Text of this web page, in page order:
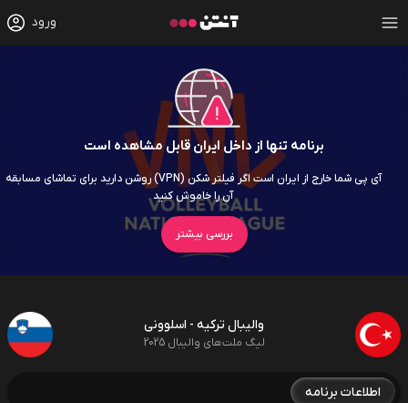
ورود
برنامه تنها از داخل ایران قابل مشاهده است
آی پی شما خارج از ایران است اگر فیلتر شکن (VPN) روشن دارید برای تماشای مسابقه
آن را خاموش کنید
بررسی بیشتر
والیبال ترکیه - اسلوونی
لیگ ملت‌های والیبال 2025
اطلاعات برنامه